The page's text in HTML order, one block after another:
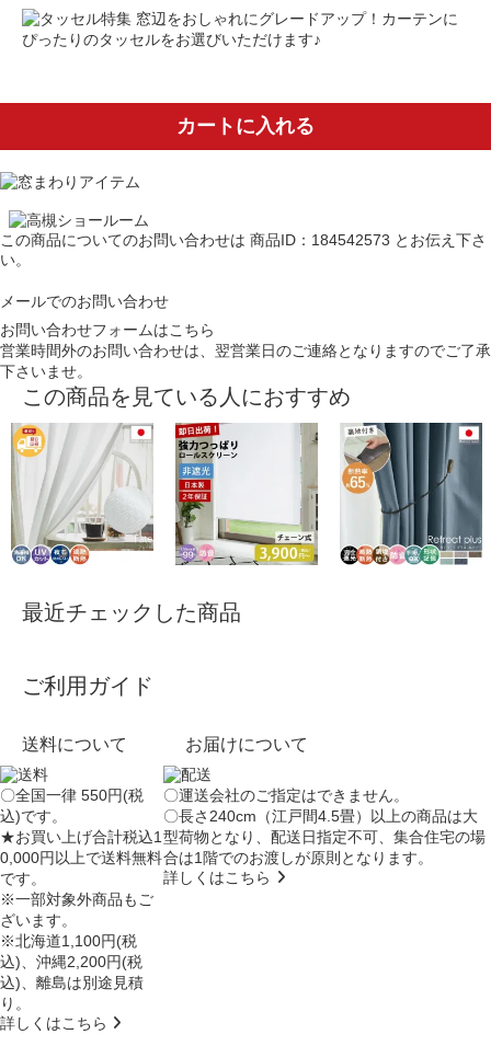
窓辺をおしゃれにグレードアップ！カーテンに
ぴったりのタッセルをお選びいただけます♪
カートに入れる
この商品についてのお問い合わせは 商品ID：184542573 とお伝え下さ
い。
メールでのお問い合わせ
お問い合わせフォームはこちら
営業時間外のお問い合わせは、翌営業日のご連絡となりますのでご了承
下さいませ。
この商品を見ている人におすすめ
最近チェックした商品
ご利用ガイド
送料について
〇全国一律 550円(税
込)です。
★お買い上げ合計税込1
0,000円以上で送料無料
です。
※一部対象外商品もご
ざいます。
※北海道1,100円(税
込)、沖縄2,200円(税
込)、離島は別途見積
り。
詳しくはこちら
お届けについて
〇運送会社のご指定はできません。
〇長さ240cm（江戸間4.5畳）以上の商品は大
型荷物となり、配送日指定不可、集合住宅の場
合は1階でのお渡しが原則となります。
詳しくはこちら